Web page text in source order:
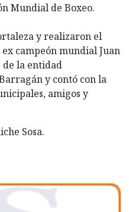
Mundial de Boxeo.
y realizaron el
campeón mundial Juan
la entidad
y contó con la
amigos y
Sosa.